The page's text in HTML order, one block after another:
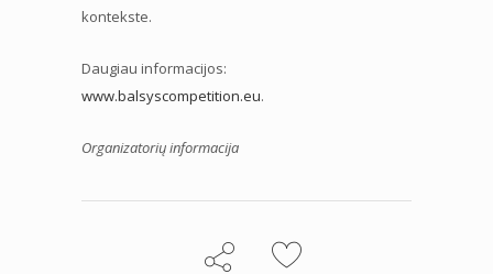
kontekste.
Daugiau informacijos:
www.balsyscompetition.eu.
Organizatorių informacija